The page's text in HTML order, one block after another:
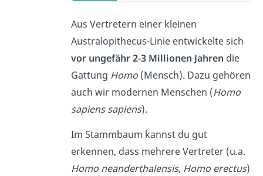
Aus Vertretern einer kleinen
Australopithecus-Linie entwickelte sich
vor ungefähr 2-3 Millionen Jahren die
Gattung Homo (Mensch). Dazu gehören
auch wir modernen Menschen (Homo
sapiens sapiens).
Im Stammbaum kannst du gut
erkennen, dass mehrere Vertreter (u.a.
Homo neanderthalensis, Homo erectus)